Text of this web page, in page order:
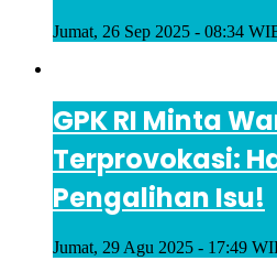
Jumat, 26 Sep 2025 - 08:34
GPK RI Minta
Terprovokasi:
Pengalihan Isu!
Jumat, 29 Agu 2025 - 17:49